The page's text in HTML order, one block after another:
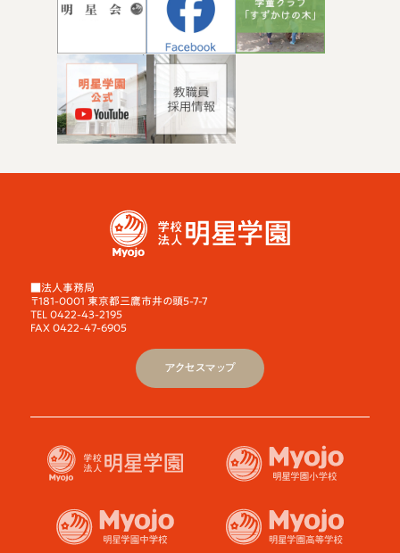
■法人事務局
〒181-0001 東京都三鷹市井の頭5-7-7
TEL 0422-43-2195
FAX 0422-47-6905
アクセスマップ